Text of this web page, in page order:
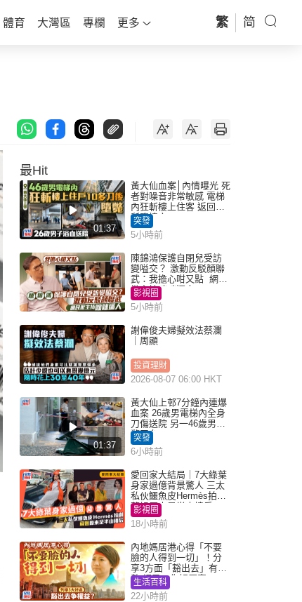
體育 大灣區 專欄 更多 繁 简
最Hit
01:37
黃大仙血案│內情曝光 死
者對噪音非常敏感 電梯
內狂斬樓上住客 返回住
所墮樓亡
突發
5小時前
陳錦鴻保護自閉兒受訪
變嗌交？ 激動反駁顏聯
武：我擔心咁又點 網民
批主持咄咄逼人
影視圈
5小時前
謝偉俊夫婦擬效法蔡瀾
｜周顯
投資理財
2026-08-07 06:00 HKT
01:37
黃大仙上邨7分鐘內連爆
血案 26歲男電梯內全身
刀傷送院 另一46歲男倒
斃平台
突發
6小時前
愛回家大結局｜7大綠葉
身家過億背景驚人 三太
私伙鱷魚皮Hermès拍劇
蘇姐原來是半山樓后
影視圈
18小時前
內地媽居港心得「不要
臉的人得到一切」！分
享3方面「豁出去」有著
數 網民：你好厲害
生活百科
22小時前